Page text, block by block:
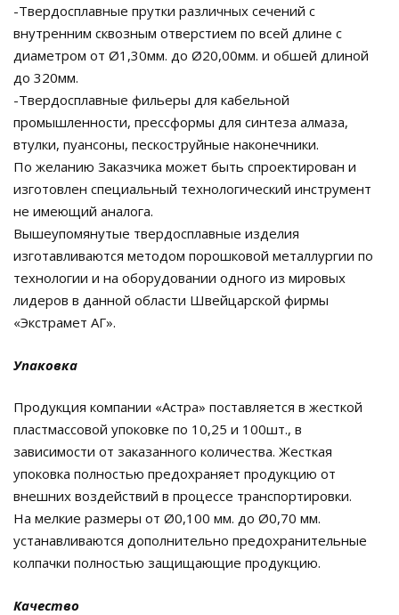
-Твердосплавные прутки различных сечений с
внутренним сквозным отверстием по всей длине с
диаметром от Ø1,30мм. до Ø20,00мм. и обшей длиной
до 320мм.
-Твердосплавные фильеры для кабельной
промышленности, прессформы для синтеза алмаза,
втулки, пуансоны, пескоструйные наконечники.
По желанию Заказчика может быть спроектирован и
изготовлен специальный технологический инструмент
не имеющий аналога.
Вышеупомянутые твердосплавные изделия
изготавливаются методом порошковой металлургии по
технологии и на оборудовании одного из мировых
лидеров в данной области Швейцарской фирмы
«Экстрамет АГ».
Упаковка
Продукция компании «Астра» поставляется в жесткой
пластмассовой упоковке по 10,25 и 100шт., в
зависимости от заказанного количества. Жесткая
упоковка полностью предохраняет продукцию от
внешних воздействий в процессе транспортировки.
На мелкие размеры от Ø0,100 мм. до Ø0,70 мм.
устанавливаются дополнительно предохранительные
колпачки полностью защищающие продукцию.
Качество